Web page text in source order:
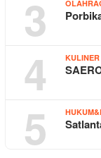
3
4 KULINER
5